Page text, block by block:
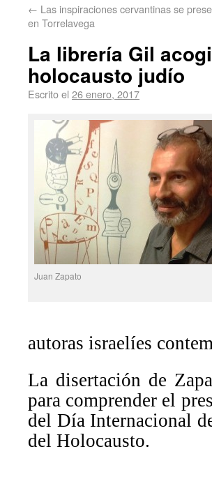
← Las inspiraciones cervantinas se
en Torrelavega
La librería Gil
holocausto judío
Escrito el 26 enero, 2017
Juan Zapato
autoras israelíes
La disertación de
para comprender el
del Día Internacional
del Holocausto.